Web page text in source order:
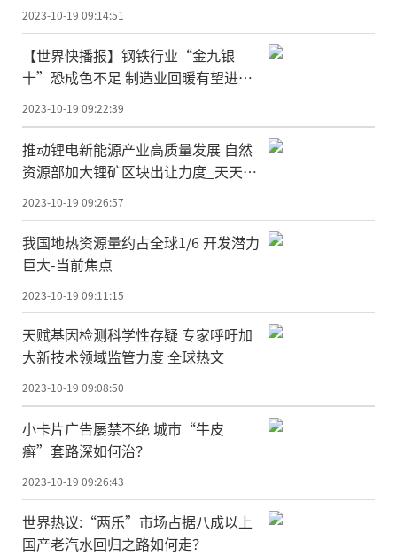
2023-10-19 09:14:51
【世界快播报】钢铁行业“金九银
十”恐成色不足 制造业回暖有望进一
2023-10-19 09:22:39
推动锂电新能源产业高质量发展 自然
资源部加大锂矿区块出让力度_天天实
2023-10-19 09:26:57
我国地热资源量约占全球1/6 开发潜力
巨大-当前焦点
2023-10-19 09:11:15
天赋基因检测科学性存疑 专家呼吁加
大新技术领域监管力度 全球热文
2023-10-19 09:08:50
小卡片广告屡禁不绝 城市“牛皮
癣”套路深如何治？
2023-10-19 09:26:43
世界热议:“两乐”市场占据八成以上
国产老汽水回归之路如何走？